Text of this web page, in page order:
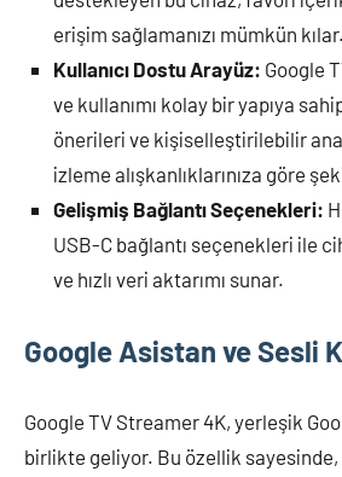
erişim sağlamanızı mümkün kılar.
Kullanıcı Dostu Arayüz: Google
ve kullanımı kolay bir yapıya
önerileri ve kişiselleştirilebilir
izleme alışkanlıklarınıza göre
Gelişmiş Bağlantı Seçenekleri:
USB-C bağlantı seçenekleri ile
ve hızlı veri aktarımı sunar.
Google Asistan ve Sesli
Google TV Streamer 4K, yerleşik
birlikte geliyor. Bu özellik sayesinde,